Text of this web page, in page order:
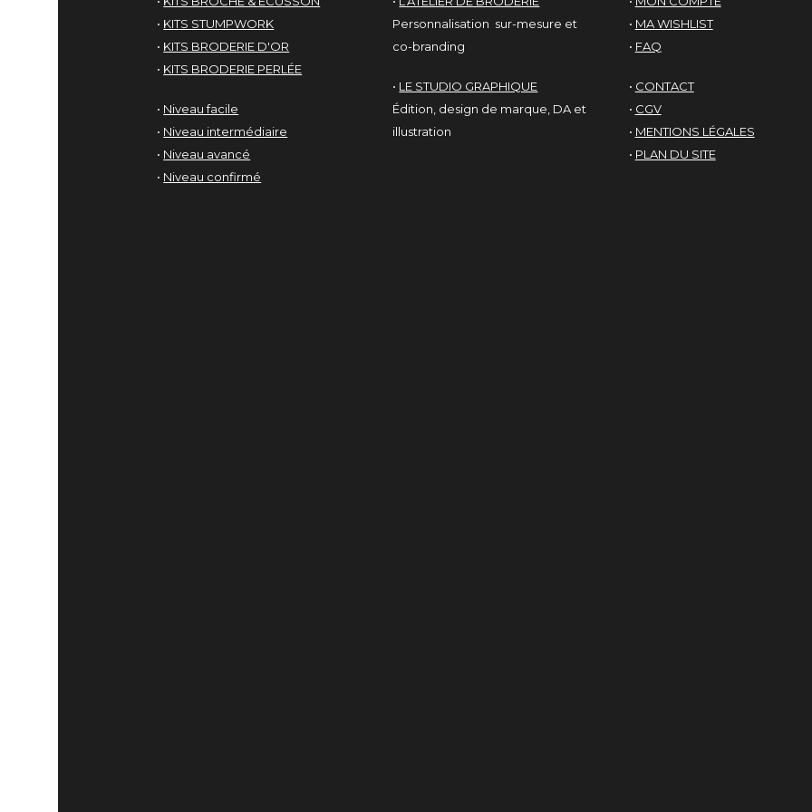
• KITS STUMPWORK
• KITS BRODERIE D'OR
• KITS BRODERIE PERLÉE
• Niveau facile
• Niveau intermédiaire
• Niveau avancé
• Niveau confirmé
Personnalisation sur-mesure et
co-branding
• LE STUDIO GRAPHIQUE
Édition, design de marque, DA et
illustration
• MA WISHLIST
• FAQ
• CONTACT
• CGV
• MENTIONS LÉGALES
• PLAN DU SITE